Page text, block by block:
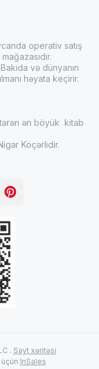
operativ satış
və dünyanın
həyata keçirir.
ən böyük kitab
Köçərlidir.
. Sayt xəritəsi
InSales